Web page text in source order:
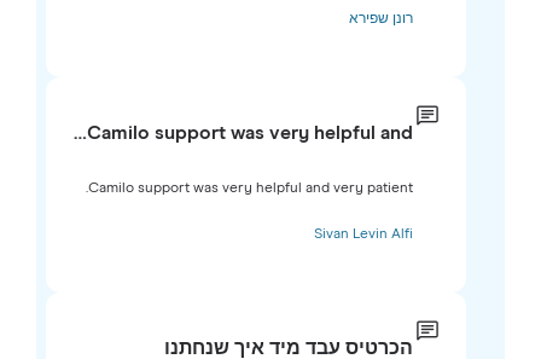
רונן שפירא
Camilo support was very helpful and…
Camilo support was very helpful and very patient.
Sivan Levin Alfi
הכרטיס עבד מיד איך שנחתנו